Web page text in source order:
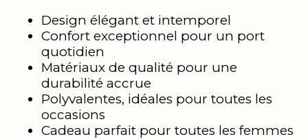
Design élégant et intemporel
Confort exceptionnel pour un port
quotidien
Matériaux de qualité pour une
durabilité accrue
Polyvalentes, idéales pour toutes les
occasions
Cadeau parfait pour toutes les femmes